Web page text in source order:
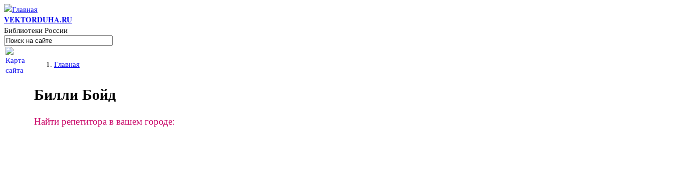
Перейти к основному содержанию
VEKTORDUHA.RU
Библиотеки России
Форма поиска
Поиск
Вы здесьГлавная
Билли Бойд
Найти репетитора в вашем городе: